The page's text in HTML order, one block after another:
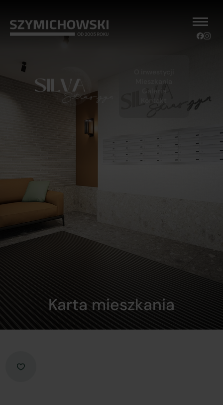
Galeria
Kontakt
Karta mieszkania